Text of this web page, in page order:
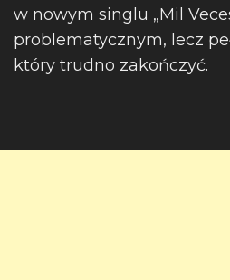
w nowym singlu „Mil
problematycznym, lecz
który trudno zakończyć.